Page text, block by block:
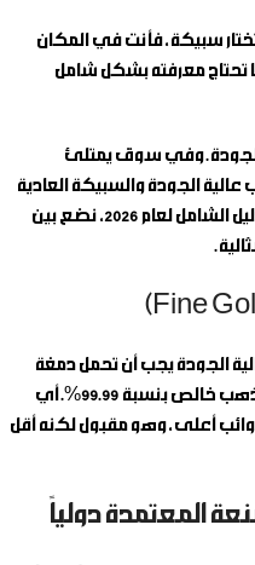
سبيكة ، فأنت في المكان
تحتاج معرفته بشكل شامل
وفي سوق يمتلئ
الجودة والسبيكة العادية
مهارة ضرورية لكل مستثمر. في هذا الدليل الشامل لعام 2026، نضع بين
الجودة يجب أن تحمل دمغة
، وهو ما يعني أن الذهب خالص بنسبة 99.99%. أي
يعني وجود شوائب أعلى، وهو مقبول لكنه أقل
المعتمدة دولياً